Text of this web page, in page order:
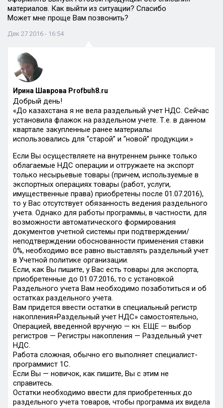
материалов. Как выйти из ситуации? Спасибо
Может мне проще Вам позвонить?
Дек 27 2016 - 16:54
Ирина Шаврова Profbuh8.ru
Добрый день!
«До казахстана я не вела раздельный учет НДС. Сейчас
установила флажок на раздельном учете. Т.е. в данном
квартале закупленные ранее материалы
использовались для “старой” и “новой” продукции.»
Если Вы осуществляете на внутреннем рынке только
облагаемые НДС операции и отгружаете на экспорт
только несырьевые товары (причем, используемые в
экспортных операциях товары (работ, услуги,
имущественные права) приобретены после 01.07.2016),
то у Вас отсутствует обязанность ведения раздельного
учета. Однако для работы программы, в частности, для
возможности автоматического формирования
документов учетной системы при подтверждении/
неподтверждении обоснованности применения ставки
0%, необходимо все равно выставлять раздельный учет
в Учетной политике организации.
Если, как Вы пишите, у Вас есть товары для экспорта,
приобретенные до 01.07.2016, то с установкой
Раздельного учета Вам необходимо позаботиться и об
остатках раздельного учета.
Вам придется ввести остатки в специальный регистр
накопления»Раздельный учет НДС» самостоятельно,
Операцией, введенной вручную — кн. ЕЩЕ — выбор
регистров — Регистры накопления — Раздельный учет
НДС.
Работа сложная, обычно его выполняет специалист-
программист 1С.
Если Вы — новичок, как пишите, Вы с этим не
справитесь.
Остатки необходимо ввести для приобретенных до
раздельного учета товаров, чтобы программа их видела